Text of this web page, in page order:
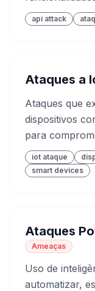
api attack
Ataques a
Ataques que
dispositivos
para
iot ataque
smart devices
Ataques
Ameaças
Uso de
automatizar,